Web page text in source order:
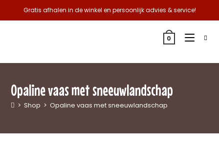
Gratis afhalen in de winkel en persoonlijk advies & service!
0
Opaline vaas met sneeuwlandschap
> Shop > Opaline vaas met sneeuwlandschap